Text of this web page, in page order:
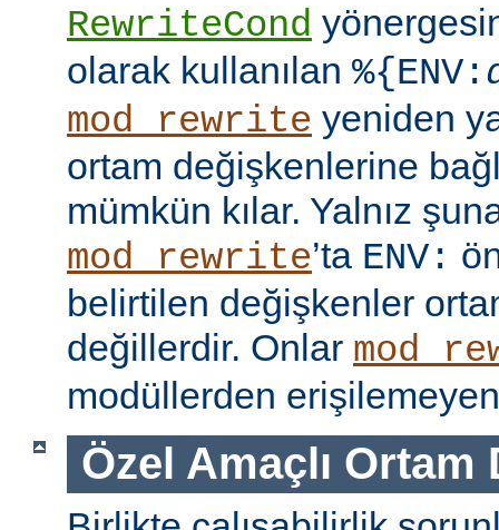
RewriteCond
olarak kullanılan %{ENV:
mod_rewrite yeniden
ortam değişkenlerine
mümkün kılar. Yalnız
mod_rewrite’ta ENV:
belirtilen değişkenler
değillerdir. Onlar
modüllerden
Özel Amaçlı